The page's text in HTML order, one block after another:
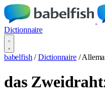
Dictionnaire
babelfish / Dictionnaire /
das